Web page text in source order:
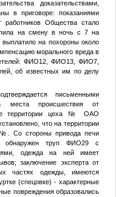
доказательствами,
в приговоре: показаниями
работников Общества стало
на смену в ночь с 7 на
на похороны около
морального вреда в
ФИО12,ФИО13,ФИО7,
об известных им по делу
письменными
места происшествия от
территории цеха №
ОАО
что на территории
№
. Со стороны привода печи
обнаружен трупФИО29 с
одежда на ней имеет
заключение эксперта от
частях одежды, имеются
(спецовке) - характерные
повреждения образовались